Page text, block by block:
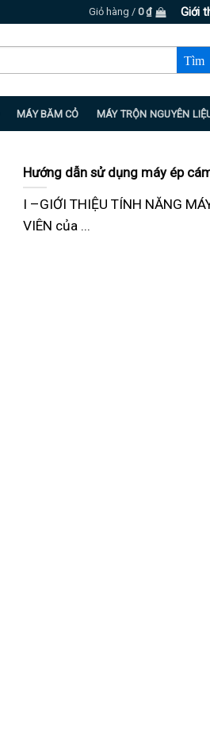
Giỏ hàng / 0₫ Giới
MÁY BĂM CỎ MÁY TRỘN NGUYÊN
Hướng dẫn sử dụng máy ép
I –GIỚI THIỆU TÍNH NĂNG
VIÊN của ...